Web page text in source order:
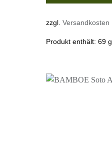
zzgl. Versandkosten
Produkt enthält: 69 g